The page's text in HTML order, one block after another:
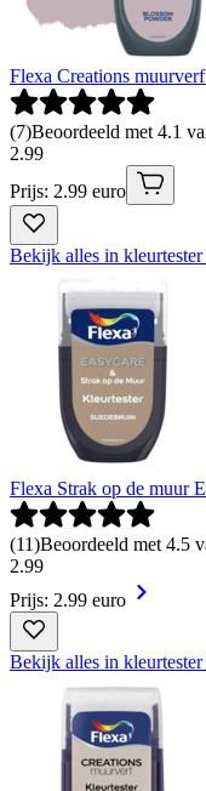
Flexa Creations
(7)Beoordeeld met 4.1
2.99
Prijs: 2.99 euro
Bekijk alles in
Flexa Strak op de muur
(11)Beoordeeld met 4.5
2.99
Prijs: 2.99 euro
Bekijk alles in